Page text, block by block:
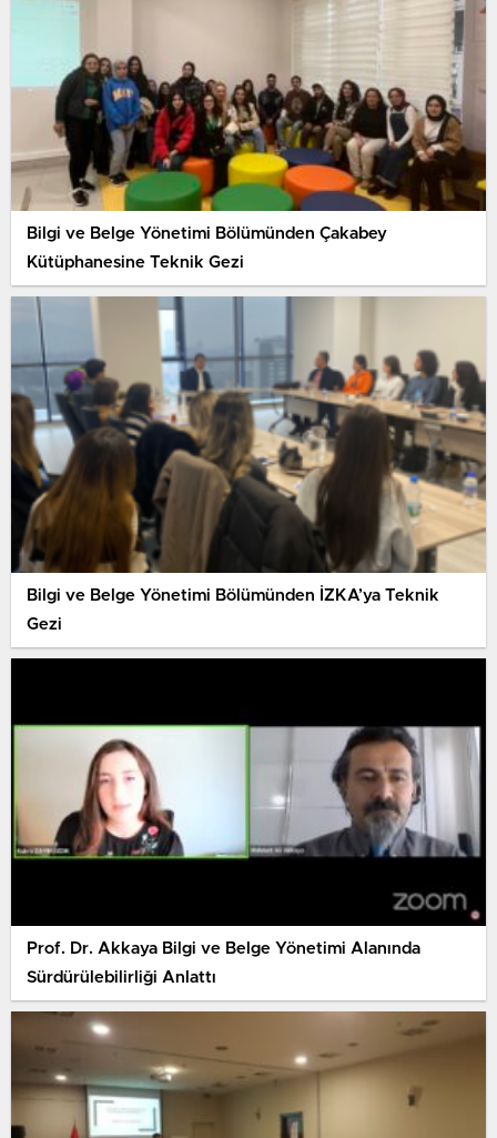
Bilgi ve Belge Yönetimi Bölümünden Çakabey
Kütüphanesine Teknik Gezi
Bilgi ve Belge Yönetimi Bölümünden İZKA’ya Teknik
Gezi
Prof. Dr. Akkaya Bilgi ve Belge Yönetimi Alanında
Sürdürülebilirliği Anlattı